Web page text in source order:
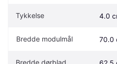
Tykkelse 4.0
Bredde modulmål 70.0
Bredde dørblad